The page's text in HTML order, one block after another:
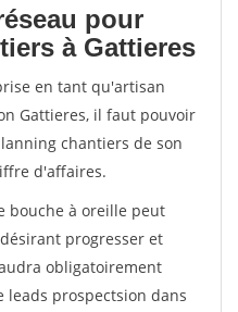
pour
à Gattieres
en tant qu'artisan
Gattieres, il faut pouvoir
chantiers de son
d'affaires.
bouche à oreille peut
progresser et
obligatoirement
prospectsion dans